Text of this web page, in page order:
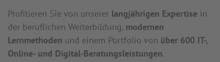
Profitieren Sie von unserer langjährigen Expertise in
der beruflichen Weiterbildung, modernen
Lernmethoden und einem Portfolio von über 600 IT-,
Online- und Digital-Beratungsleistungen.